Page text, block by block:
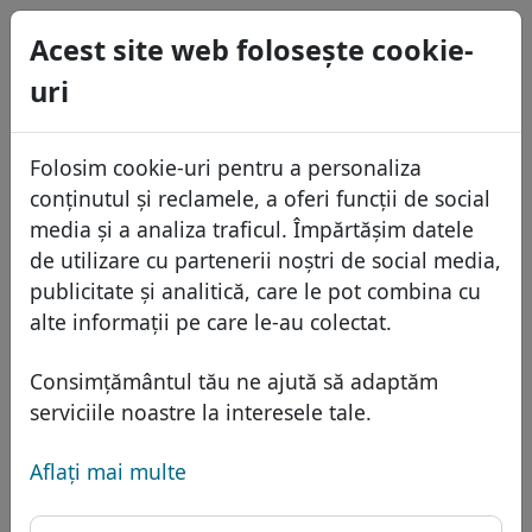
Acest site web foloseşte cookie-
uri
Folosim cookie-uri pentru a personaliza
conținutul și reclamele, a oferi funcții de social
media și a analiza traficul. Împărtășim datele
de utilizare cu partenerii noștri de social media,
publicitate și analitică, care le pot combina cu
alte informații pe care le-au colectat.
Consimțământul tău ne ajută să adaptăm
serviciile noastre la interesele tale.
Aflaţi mai multe
Domenii
Baza domeniilor
Domenii africane
Domenii asiatice
Domenii europene
Domeniile din Orientul Mijlociu
Lista de preţuri
Reduceri
Transfer
Caută
Protecţia ID
Gazduire DNS
FAQ
USD
EUR
GBP
Español
Français
Italiano
Português
Eesti
Domeniu .gov - gTLD